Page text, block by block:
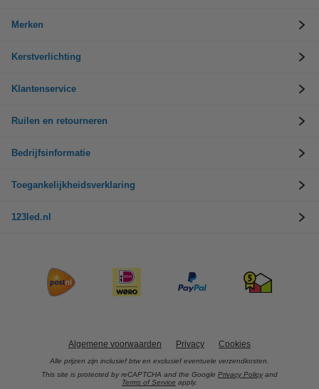
Merken
Kerstverlichting
Klantenservice
Ruilen en retourneren
Bedrijfsinformatie
Toegankelijkheidsverklaring
123led.nl
Algemene voorwaarden Privacy Cookies
Alle prijzen zijn inclusief btw en exclusief eventuele verzendkosten.
This site is protected by reCAPTCHA and the Google Privacy Policy and
Terms of Service apply.